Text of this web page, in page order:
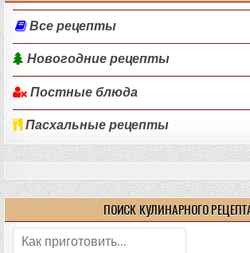
Все рецепты
Новогодние рецепты
Постные блюда
Пасхальные рецепты
ПОИСК КУЛИНАРНОГО
Поиск: